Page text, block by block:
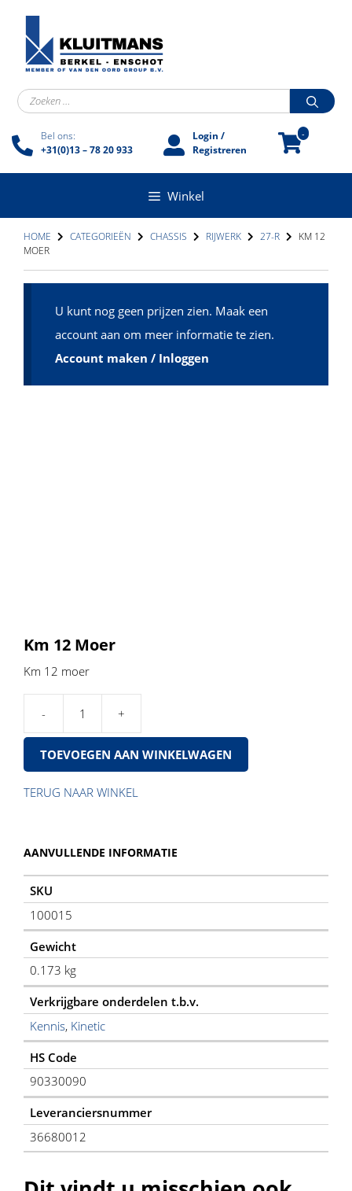
inhoud
Zoek
naar:
Bel ons:
+31(0)13 – 78 20 933
Login /
Registreren
-
Winkel
HOME CATEGORIEËN CHASSIS RIJWERK 27-R
KM 12
MOER
Account maken / Inloggen
U kunt nog geen prijzen zien. Maak een
account aan om meer informatie te zien.
Km 12 Moer
Km 12 moer
12
Moer
aantal
TOEVOEGEN AAN WINKELWAGEN
TERUG NAAR WINKEL
AANVULLENDE INFORMATIE
SKU
100015
Gewicht
0.173 kg
Verkrijgbare onderdelen t.b.v.
Kennis, Kinetic
HS Code
90330090
Leveranciersnummer
36680012